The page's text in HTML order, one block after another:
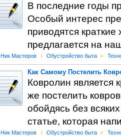
В последние годы
Особый интерес
приводятся
предлагается на
Ник Мастеров l Обустройство быта >
Как Самому Постелить
Ковролин является
же постелить
обойдясь без
статье, которая
Ник Мастеров l Обустройство быта >